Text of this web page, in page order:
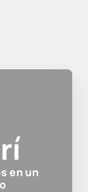
en un